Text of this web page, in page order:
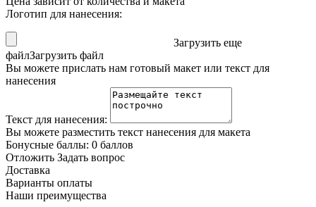
Логотип для нанесения:
Загрузить еще
файлЗагрузить файл
Вы можете прислать нам готовый макет или текст для
нанесения
Текст для нанесения:
Вы можете разместить текст нанесения для макета
Бонусные баллы: 0 баллов
Отложить Задать вопрос
Доставка
Варианты оплаты
Наши преимущества